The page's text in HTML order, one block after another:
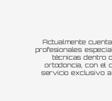
Actualmente
profesionales
técnicas dentro
ortodoncia, con el
servicio exclusivo